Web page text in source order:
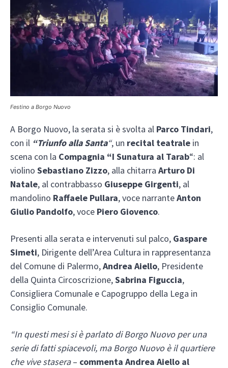
Festino a Borgo Nuovo
A Borgo Nuovo, la serata si è svolta al Parco Tindari,
con il “Triunfo alla Santa“, un recital teatrale in
scena con la Compagnia “I Sunatura al Tarab“: al
violino Sebastiano Zizzo, alla chitarra Arturo Di
Natale, al contrabbasso Giuseppe Girgenti, al
mandolino Raffaele Pullara, voce narranteAnton
Giulio Pandolfo, voce Piero Giovenco.
Presenti alla serata e intervenuti sul palco, Gaspare
Simeti, Dirigente dell’Area Cultura in rappresentanza
del Comune di Palermo,Andrea Aiello, Presidente
della Quinta Circoscrizione,Sabrina Figuccia,
Consigliera Comunale e Capogruppo della Lega in
Consiglio Comunale.
“In questi mesi si è parlato di Borgo Nuovo per una
serie di fatti spiacevoli, ma Borgo Nuovo è il quartiere
che vive stasera– commenta Andrea Aiello al